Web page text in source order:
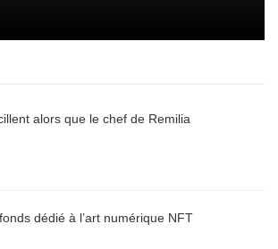
alors que le chef de Remilia
dédié à l’art numérique NFT